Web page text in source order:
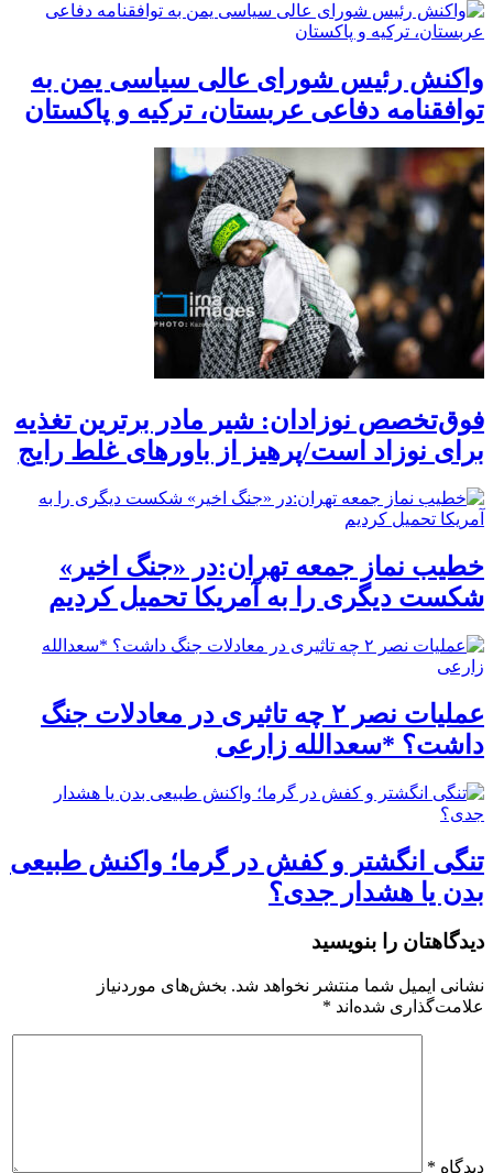
واکنش رئیس شورای عالی سیاسی یمن به
توافقنامه دفاعی عربستان، ترکیه و پاکستان
فوق‌تخصص نوزادان: شیر مادر برترین تغذیه
برای نوزاد است/پرهیز از باورهای غلط رایج
خطیب نماز جمعه تهران:در «جنگ اخیر»
شکست دیگری را به آمریکا تحمیل کردیم
عملیات نصر ۲ چه تاثیری در معادلات جنگ
داشت؟ *سعدالله زارعی
تنگی انگشتر و کفش در گرما؛ واکنش طبیعی
بدن یا هشدار جدی؟
دیدگاهتان را بنویسید
نشانی ایمیل شما منتشر نخواهد شد. بخش‌های موردنیاز
علامت‌گذاری شده‌اند *
دیدگاه *